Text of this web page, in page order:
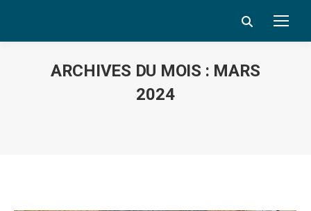
Search:
ARCHIVES DU MOIS : MARS
2024